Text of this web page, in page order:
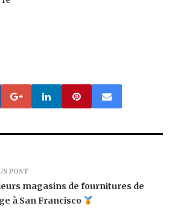
POST
magasins de fournitures de
à San Francisco